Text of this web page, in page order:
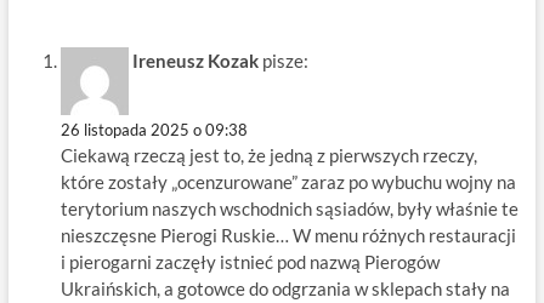
Ireneusz Kozak pisze:
26 listopada 2025 o 09:38
Ciekawą rzeczą jest to, że jedną z pierwszych rzeczy,
które zostały „ocenzurowane” zaraz po wybuchu wojny na
terytorium naszych wschodnich sąsiadów, były właśnie te
nieszczęsne Pierogi Ruskie… W menu różnych restauracji
i pierogarni zaczęły istnieć pod nazwą Pierogów
Ukraińskich, a gotowce do odgrzania w sklepach stały na